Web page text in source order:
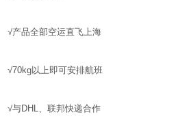
√产品全部空运直飞上海
√70kg以上即可安排航班
√与DHL、联邦快递合作